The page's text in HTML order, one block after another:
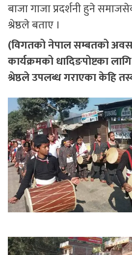
बाजा गाजा प्रदर्शनी हुने
श्रेष्ठले बताए ।
(विगतको नेपाल सम्बतको
कार्यक्रमको धादिङपोष्टका
श्रेष्ठले उपलब्ध गराएका केहि